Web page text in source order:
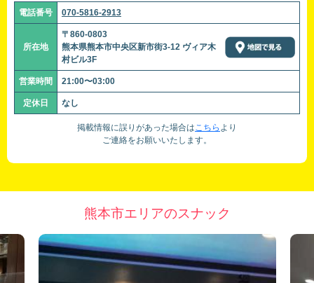
電話番号 070-5816-2913
所在地
〒860-0803
熊本県熊本市中央区新市街3-12 ヴィア木
村ビル3F
営業時間 21:00〜03:00
定休日 なし
掲載情報に誤りがあった場合はこちら より
ご連絡をお願いいたします。
熊本市エリアのスナック